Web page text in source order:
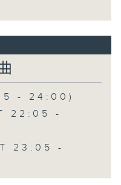
- 24:00)
22:05 -
23:05 -